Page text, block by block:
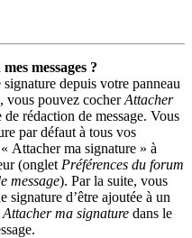
messages ?
depuis votre panneau
vous pouvez cocherAttacher
rédaction de message. Vous
par défaut à tous vos
Attacher ma signature » à
(onglet Préférences du forum
message). Par la suite, vous
signature d’être ajoutée à un
Attacher ma signature dans le